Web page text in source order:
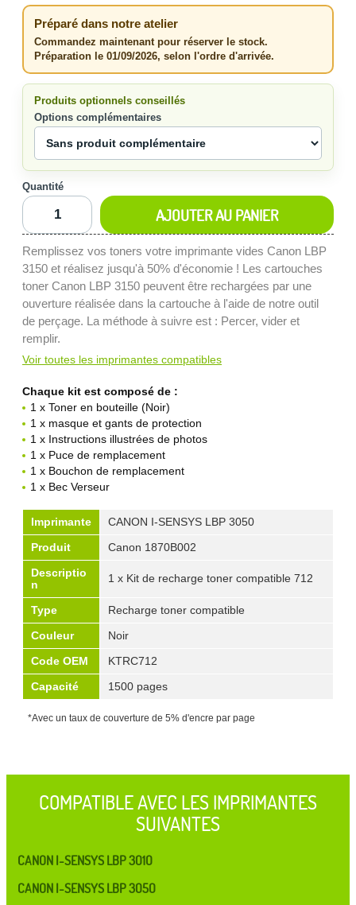
Préparé dans notre atelier
Commandez maintenant pour réserver le stock.
Préparation le 01/09/2026, selon l'ordre d'arrivée.
Produits optionnels conseillés
Options complémentaires
Quantité
AJOUTER AU PANIER
Remplissez vos toners votre imprimante vides Canon LBP
3150 et réalisez jusqu'à 50% d'économie ! Les cartouches
toner Canon LBP 3150 peuvent être rechargées par une
ouverture réalisée dans la cartouche à l'aide de notre outil
de perçage. La méthode à suivre est : Percer, vider et
remplir.
Voir toutes les imprimantes compatibles
Chaque kit est composé de :
1 x Toner en bouteille (Noir)
1 x masque et gants de protection
1 x Instructions illustrées de photos
1 x Puce de remplacement
1 x Bouchon de remplacement
1 x Bec Verseur
Imprimante
CANON I-SENSYS LBP 3050
Produit
Canon 1870B002
Descriptio
n
1 x Kit de recharge toner compatible 712
Type
Recharge toner compatible
Couleur
Noir
Code OEM
KTRC712
Capacité
1500 pages
*Avec un taux de couverture de 5% d'encre par page
COMPATIBLE AVEC LES IMPRIMANTES
SUIVANTES
CANON I-SENSYS LBP 3010
CANON I-SENSYS LBP 3050